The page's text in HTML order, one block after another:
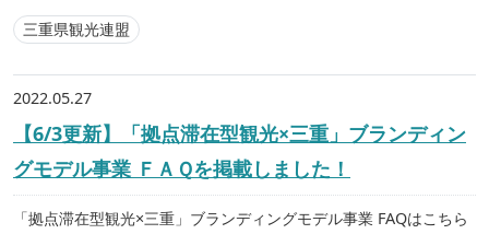
三重県観光連盟
2022.05.27
【6/3更新】「拠点滞在型観光×三重」ブランディン
グモデル事業 ＦＡＱを掲載しました！
「拠点滞在型観光×三重」ブランディングモデル事業 FAQはこちら